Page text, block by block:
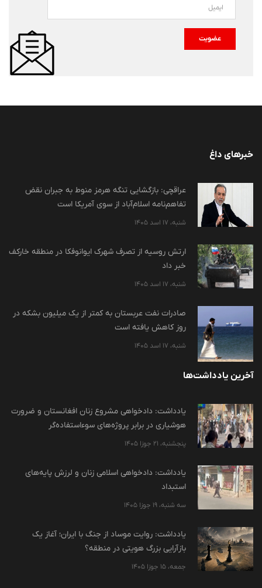
عضویت
خبرهای داغ
عراقچی: بازگشایی تنگه هرمز منوط به جبران نقض
تفاهم‌نامه اسلام‌آباد از سوی آمریکا است
شنبه، 17 اسد 1405
ارتش روسیه از تصرف شهرک ایوانوفکا در منطقه خارکف
خبر داد
شنبه، 17 اسد 1405
صادرات نفت عربستان به کمتر از یک میلیون بشکه در
روز کاهش یافته است
شنبه، 17 اسد 1405
آخرین یادداشت‌ها
یادداشت: دادخواهی مشروع زنان افغانستان و ضرورت
هوشیاری در برابر پروژه‌های سوءاستفاده‌گر
پنجشنبه، 21 جوزا 1405
یادداشت: دادخواهی اسلامی زنان و لرزش پایه‌های
استبداد
سه شنبه، 19 جوزا 1405
یادداشت: روایت موساد از جنگ با ایران؛ آغاز یک
بازآرایی بزرگ هویتی در منطقه؟
جمعه، 15 جوزا 1405